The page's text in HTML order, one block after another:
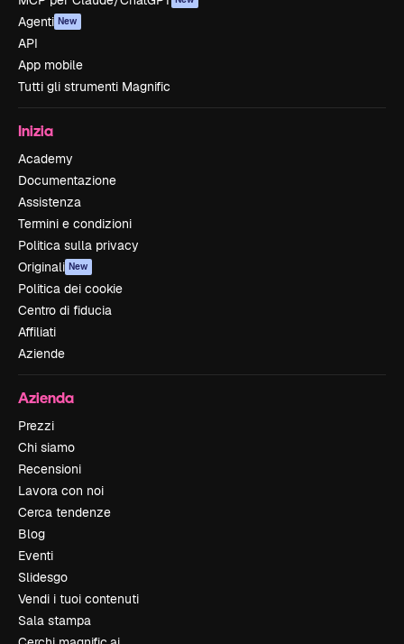
Agenti New
API
App mobile
Tutti gli strumenti Magnific
Inizia
Academy
Documentazione
Assistenza
Termini e condizioni
Politica sulla privacy
Originali New
Politica dei cookie
Centro di fiducia
Affiliati
Aziende
Azienda
Prezzi
Chi siamo
Recensioni
Lavora con noi
Cerca tendenze
Blog
Eventi
Slidesgo
Vendi i tuoi contenuti
Sala stampa